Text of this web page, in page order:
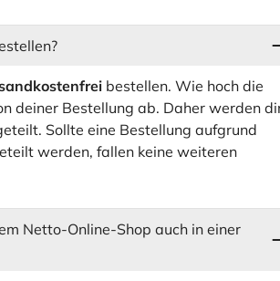
bestellen. Wie hoch die
deiner Bestellung ab. Daher werden
Sollte eine Bestellung aufgrund
werden, fallen keine weiteren
Netto-Online-Shop auch in einer